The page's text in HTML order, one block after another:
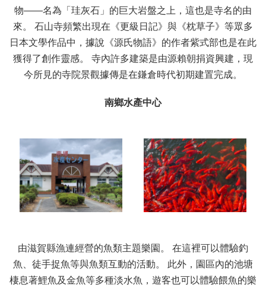
物——名為「珪灰石」的巨大岩盤之上，這也是寺名的由
來。 石山寺頻繁出現在《更級日記》與《枕草子》等眾多
日本文學作品中，據說《源氏物語》的作者紫式部也是在此
獲得了創作靈感。 寺內許多建築是由源賴朝捐資興建，現
今所見的寺院景觀據傳是在鎌倉時代初期建置完成。
南鄉水產中心
由滋賀縣漁連經營的魚類主題樂園。 在這裡可以體驗釣
魚、徒手捉魚等與魚類互動的活動。 此外，園區內的池塘
棲息著鯉魚及金魚等多種淡水魚，遊客也可以體驗餵魚的樂